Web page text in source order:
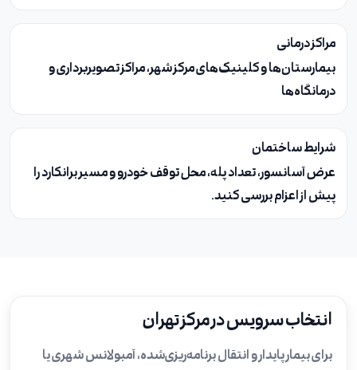
مراکز درمانی
بیمارستان‌ها و کلینیک‌های مرکز شهر، مراکز تصویربرداری و
درمانگاه‌ها
شرایط ساختمان
عرض آسانسور، تعداد پله، محل توقف خودرو و مسیر برانکارد را
پیش از اعزام بررسی کنید.
انتخاب سرویس در مرکز تهران
برای بیمار پایدار و انتقال برنامه‌ریزی‌شده، آمبولانس شهری یا